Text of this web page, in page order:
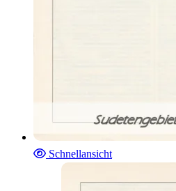
Schnellansicht